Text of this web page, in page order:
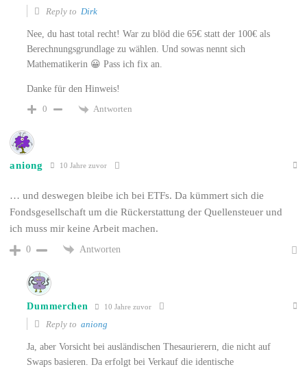
Reply to Dirk
Nee, du hast total recht! War zu blöd die 65€ statt der 100€ als
Berechnungsgrundlage zu wählen. Und sowas nennt sich
Mathematikerin 😀 Pass ich fix an.
Danke für den Hinweis!
0
Antworten
aniong 10 Jahre zuvor
… und deswegen bleibe ich bei ETFs. Da kümmert sich die
Fondsgesellschaft um die Rückerstattung der Quellensteuer und
ich muss mir keine Arbeit machen.
0 Antworten
Dummerchen 10 Jahre zuvor
Reply toaniong
Ja, aber Vorsicht bei ausländischen Thesaurierern, die nicht auf
Swaps basieren. Da erfolgt bei Verkauf die identische